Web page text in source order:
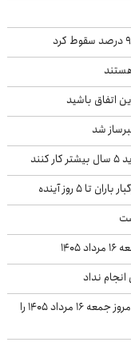
اتفاق باشید
شد
۵ روز آینده
نداد
تغییرات شدید محصولات سایپا/ خریداران جدول امروز جمعه ۱۶ مرداد ۱۴۰۵ را